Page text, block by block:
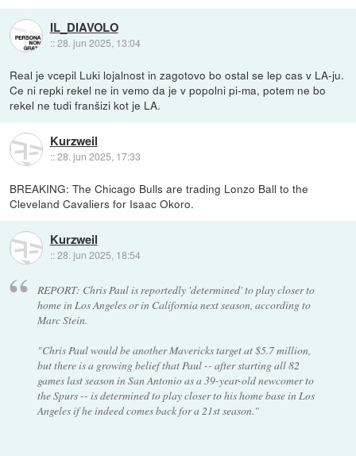
IL_DIAVOLO
::28. jun 2025, 13:04
Real je vcepil Luki lojalnost in zagotovo bo ostal se lep cas v LA-ju.
Ce ni repki rekel ne in vemo da je v popolni pi-ma, potem ne bo
rekel ne tudi franšizi kot je LA.
Kurzweil
::28. jun 2025, 17:33
BREAKING: The Chicago Bulls are trading Lonzo Ball to the
Cleveland Cavaliers for Isaac Okoro.
Kurzweil
::28. jun 2025, 18:54
REPORT: Chris Paul is reportedly 'determined' to play closer to
home in Los Angeles or in California next season, according to
Marc Stein.
"Chris Paul would be another Mavericks target at $5.7 million,
but there is a growing belief that Paul -- after starting all 82
games last season in San Antonio as a 39-year-old newcomer to
the Spurs -- is determined to play closer to his home base in Los
Angeles if he indeed comes back for a 21st season."